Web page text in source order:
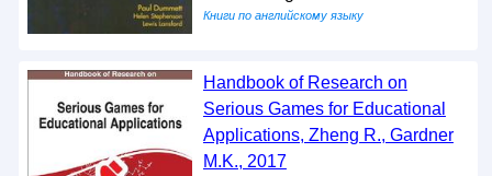
Книги по английскому языку
Handbook of Research on
Serious Games for Educational
Applications, Zheng R., Gardner
M.K., 2017